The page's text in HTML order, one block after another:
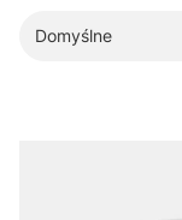
Domyślne